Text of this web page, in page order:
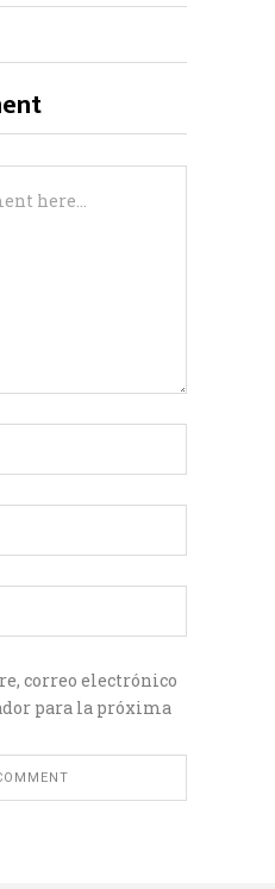
correo electrónico
para la próxima